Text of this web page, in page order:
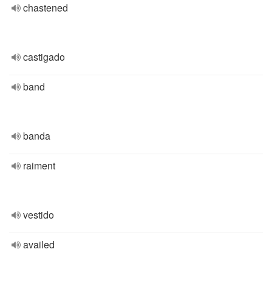
chastened
castigado
band
banda
raiment
vestido
availed